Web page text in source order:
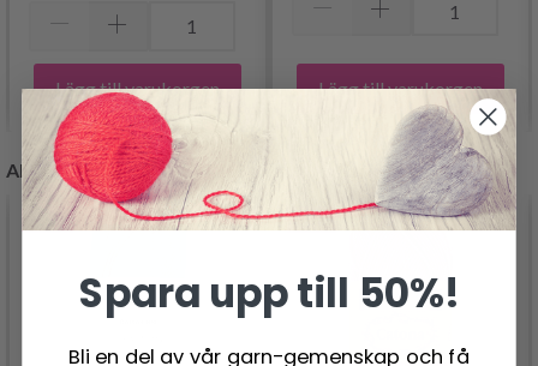
Lägg till varukorgen Lägg till varukorgen
ANDRA KUNDER KÖPTE
- 50% - 19%
Spara upp till 50%!
Bli en del av vår garn-gemenskap och få